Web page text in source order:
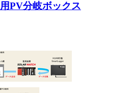
PV分岐ボックス